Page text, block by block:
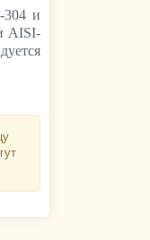
304 и
AISI-